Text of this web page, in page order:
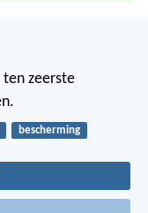
ten zeerste
bescherming